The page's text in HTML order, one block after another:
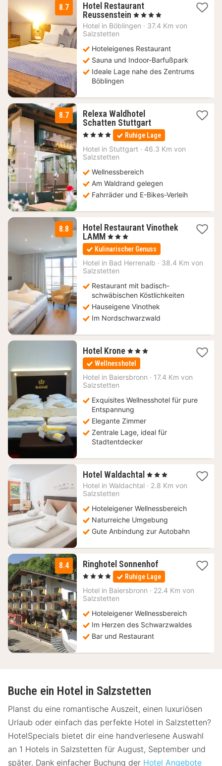
8.7
Hotel Restaurant
Reussenstein 2
Nächte
ab
€
, 4 Sterne
Hotel in Böblingen · 37.4 Km von
Salzstetten
Hoteleigenes Restaurant
Sauna und Indoor-Barfußpark
Ideale Lage nahe des Zentrums
Böblingen
8.7
Relexa Waldhotel
Schatten Stuttgart1
Nacht
ab
112,50
, 4 Sterne Ruhige Lage
Hotel in Stuttgart · 46.3 Km von
Salzstetten
Wellnessbereich
Am Waldrand gelegen
Fahrräder und E-Bikes-Verleih
8.8
Hotel Restaurant Vinothek
LAMM 2
Nächte
ab
131,20
€
, 3 Sterne
Kulinarischer Genuss
Hotel in Bad Herrenalb · 38.4 Km von
Salzstetten
Restaurant mit badisch-
schwäbischen Köstlichkeiten
Hauseigene Vinothek
Im Nordschwarzwald
Hotel Krone 1
Nacht
ab
156,40
, 3 Sterne
Wellnesshotel
Hotel in Baiersbronn · 17.4 Km von
Salzstetten
Exquisites Wellnesshotel für pure
Entspannung
Elegante Zimmer
Zentrale Lage, ideal für
Stadtentdecker
Hotel Waldachtal 1
Nacht
€
, 3 Sterne
Hotel in Waldachtal · 2.8 Km von
Salzstetten
Hoteleigener Wellnessbereich
Naturreiche Umgebung
Gute Anbindung zur Autobahn
8.4 Ringhotel Sonnenhof1
Nacht
ab
144
, 4 Sterne Ruhige Lage
Hotel in Baiersbronn · 22.4 Km von
Salzstetten
Hoteleigener Wellnessbereich
Im Herzen des Schwarzwaldes
Bar und Restaurant
Buche ein Hotel in Salzstetten
Planst du eine romantische Auszeit, einen luxuriösen
Urlaub oder einfach das perfekte Hotel in Salzstetten?
HotelSpecials bietet dir eine handverlesene Auswahl
an 1 Hotels in Salzstetten für August, September und
später. Dank einfacher Buchung der Hotel Angebote